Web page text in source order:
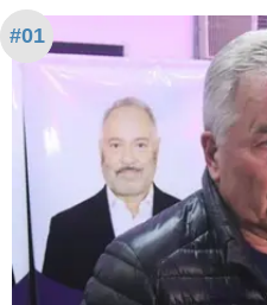
#01